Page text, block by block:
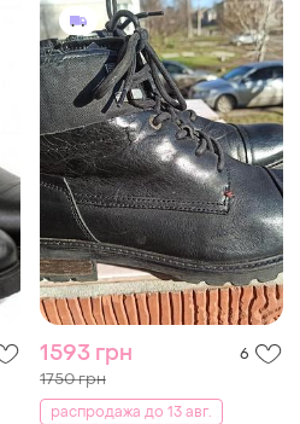
1593 грн 6
1750 грн
распродажа до 13 авг.